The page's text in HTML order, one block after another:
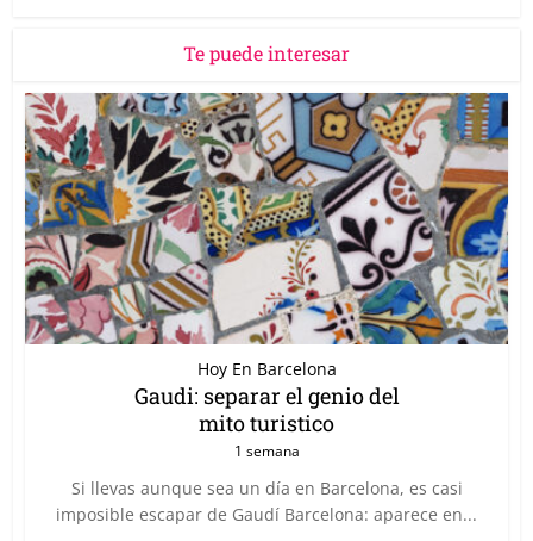
Te puede interesar
Hoy En Barcelona
Gaudi: separar el genio del
mito turistico
1 semana
Si llevas aunque sea un día en Barcelona, es casi
imposible escapar de Gaudí Barcelona: aparece en...